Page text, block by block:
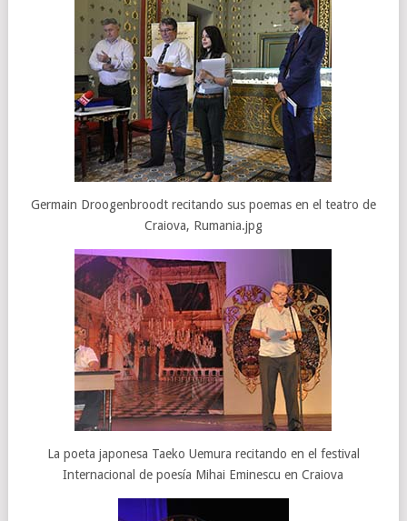
Germain Droogenbroodt recitando sus poemas en el teatro de
Craiova, Rumania.jpg
La poeta japonesa Taeko Uemura recitando en el festival
Internacional de poesía Mihai Eminescu en Craiova